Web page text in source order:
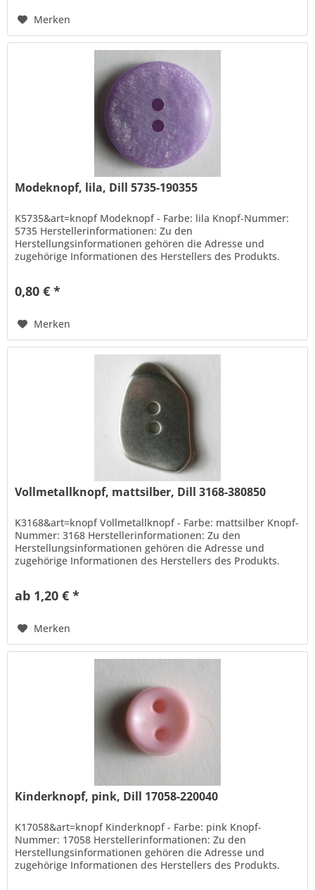
Merken
Modeknopf, lila, Dill 5735-190355
K5735&art=knopf Modeknopf - Farbe: lila Knopf-Nummer:
5735 Herstellerinformationen: Zu den
Herstellungsinformationen gehören die Adresse und
zugehörige Informationen des Herstellers des Produkts.
0,80 € *
Merken
Vollmetallknopf, mattsilber, Dill 3168-380850
K3168&art=knopf Vollmetallknopf - Farbe: mattsilber Knopf-
Nummer: 3168 Herstellerinformationen: Zu den
Herstellungsinformationen gehören die Adresse und
zugehörige Informationen des Herstellers des Produkts.
ab 1,20 € *
Merken
Kinderknopf, pink, Dill 17058-220040
K17058&art=knopf Kinderknopf - Farbe: pink Knopf-
Nummer: 17058 Herstellerinformationen: Zu den
Herstellungsinformationen gehören die Adresse und
zugehörige Informationen des Herstellers des Produkts.